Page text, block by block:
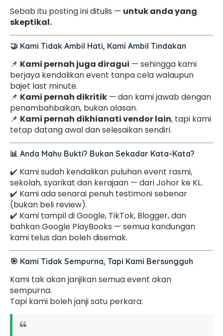
Sebab itu posting ini ditulis — untuk anda yang
skeptikal.
🤝 Kami Tidak Ambil Hati, Kami Ambil Tindakan
📌 Kami pernah juga diragui — sehingga kami
berjaya kendalikan event tanpa cela walaupun
bajet last minute.
📌 Kami pernah dikritik — dan kami jawab dengan
penambahbaikan, bukan alasan.
📌 Kami pernah dikhianati vendor lain, tapi kami
tetap datang awal dan selesaikan sendiri.
📊 Anda Mahu Bukti? Bukan Sekadar Kata-Kata?
✔️ Kami sudah kendalikan puluhan event rasmi,
sekolah, syarikat dan kerajaan — dari Johor ke KL.
✔️ Kami ada senarai penuh testimoni sebenar
(bukan beli review).
✔️ Kami tampil di Google, TikTok, Blogger, dan
bahkan Google PlayBooks — semua kandungan
kami telus dan boleh disemak.
🎯 Kami Tidak Sempurna, Tapi Kami Bersungguh
Kami tak akan janjikan semua event akan
sempurna.
Tapi kami boleh janji satu perkara: